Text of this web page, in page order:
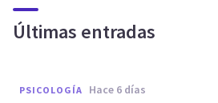
Últimas entradas
PSICOLOGÍA hace 6 días